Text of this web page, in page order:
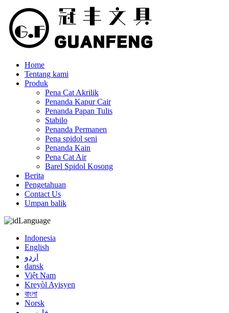
Home
Tentang kami
Produk
Pena Cat Akrilik
Penanda Kapur Cair
Penanda Papan Tulis
Stabilo
Penanda Permanen
Pena spidol seni
Penanda Kain
Pena Cat Air
Barel Spidol Kosong
Berita
Pengetahuan
Contact Us
Umpan balik
Language
Indonesia
English
اردو
dansk
Việt Nam
Kreyòl Ayisyen
বাংলা
Norsk